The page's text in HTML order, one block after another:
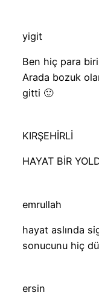
yigit
Ben hiç para
Arada bozuk
gitti 🙂
KIRŞEHİRLİ
HAYAT BİR
emrullah
hayat aslında
sonucunu hiç
ersin